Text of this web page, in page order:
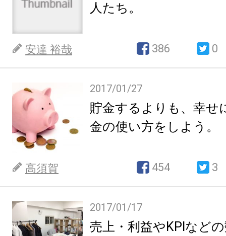
人たち。
安達 裕哉 386 0
2017/01/27
貯金するよりも、幸せ
金の使い方をしよう。
高須賀 454 3
2017/01/17
売上・利益やKPIなど